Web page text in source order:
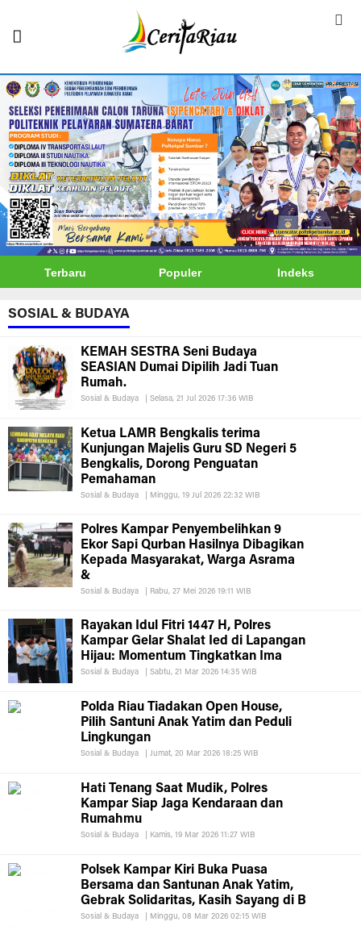
Terbaru Populer Indeks
SOSIAL & BUDAYA
KEMAH SESTRA Seni Budaya
SEASIAN Dumai Dipilih Jadi Tuan
Rumah.
Sosial & Budaya Selasa, 21 Jul 2026 17:36 WIB
Ketua LAMR Bengkalis terima
Kunjungan Majelis Guru SD Negeri 5
Bengkalis, Dorong Penguatan
Pemahaman
Sosial & Budaya Minggu, 19 Jul 2026 22:32 WIB
Polres Kampar Penyembelihkan 9
Ekor Sapi Qurban Hasilnya Dibagikan
Kepada Masyarakat, Warga Asrama
&
Sosial & Budaya Rabu, 27 Mei 2026 19:11 WIB
Rayakan Idul Fitri 1447 H, Polres
Kampar Gelar Shalat Ied di Lapangan
Hijau: Momentum Tingkatkan Ima
Sosial & Budaya Sabtu, 21 Mar 2026 14:35 WIB
Polda Riau Tiadakan Open House,
Pilih Santuni Anak Yatim dan Peduli
Lingkungan
Sosial & Budaya Jumat, 20 Mar 2026 18:25 WIB
Hati Tenang Saat Mudik, Polres
Kampar Siap Jaga Kendaraan dan
Rumahmu
Sosial & Budaya Kamis, 19 Mar 2026 11:27 WIB
Polsek Kampar Kiri Buka Puasa
Bersama dan Santunan Anak Yatim,
Gebrak Solidaritas, Kasih Sayang di B
Sosial & Budaya Minggu, 08 Mar 2026 02:15 WIB